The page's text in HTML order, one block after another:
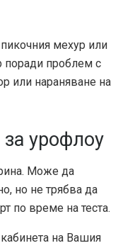
мехур или
поради проблем с
или нараняване на
за урофлоу
Може да
но не трябва да
по време на теста.
на Вашия